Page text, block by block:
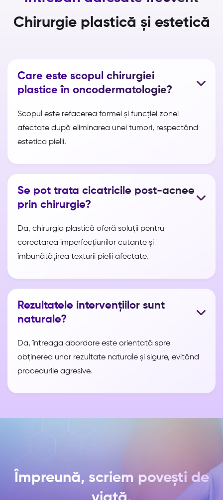
Chirurgie plastică și estetică
Care este scopul chirurgiei
plastice în oncodermatologie?
Scopul este refacerea formei și funcției zonei
afectate după eliminarea unei tumori, respectând
estetica pielii.
Se pot trata cicatricile post-acnee
prin chirurgie?
Da, chirurgia plastică oferă soluții pentru
corectarea imperfecțiunilor cutante și
îmbunătățirea texturii pielii afectate.
Rezultatele intervențiilor sunt
naturale?
Da, întreaga abordare este orientată spre
obținerea unor rezultate naturale și sigure, evitând
procedurile agresive.
Împreună, scriem povești de